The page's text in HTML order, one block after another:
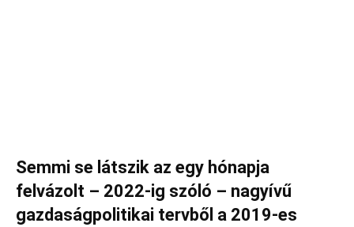
Semmi se látszik az egy hónapja
felvázolt – 2022-ig szóló – nagyívű
gazdaságpolitikai tervből a 2019-es